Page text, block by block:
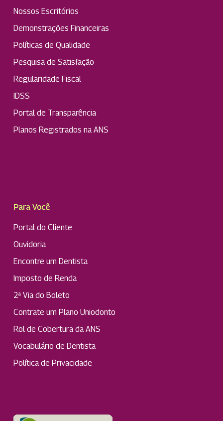
Nossos Escritórios
Demonstrações Financeiras
Políticas de Qualidade
Pesquisa de Satisfação
Regularidade Fiscal
IDSS
Portal de Transparência
Planos Registrados na ANS
Para Você
Portal do Cliente
Ouvidoria
Encontre um Dentista
Imposto de Renda
2ª Via do Boleto
Contrate um Plano Uniodonto
Rol de Cobertura da ANS
Vocabulário de Dentista
Política de Privacidade